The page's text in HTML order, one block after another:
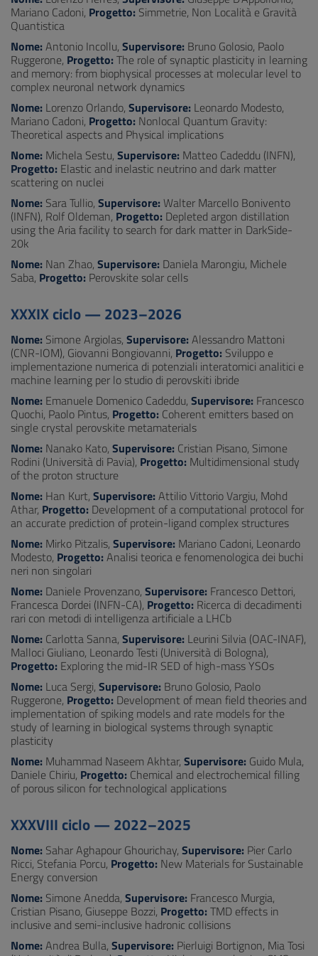
Mariano Cadoni, Progetto: Simmetrie, Non Località e Gravità
Quantistica
Nome:Antonio Incollu, Supervisore: Bruno Golosio, Paolo
Ruggerone, Progetto:The role of synaptic plasticity in learning
and memory: from biophysical processes at molecular level to
complex neuronal network dynamics
Nome: Lorenzo Orlando, Supervisore: Leonardo Modesto,
Mariano Cadoni, Progetto: Nonlocal Quantum Gravity:
Theoretical aspects and Physical implications
Nome: Michela Sestu, Supervisore: Matteo Cadeddu (INFN),
Progetto: Elastic and inelastic neutrino and dark matter
scattering on nuclei
Nome: Sara Tullio, Supervisore:Walter Marcello Bonivento
(INFN), Rolf Oldeman, Progetto: Depleted argon distillation
using the Aria facility to search for dark matter in DarkSide-
20k
Nome: Nan Zhao, Supervisore: Daniela Marongiu, Michele
Saba, Progetto: Perovskite solar cells
XXXIX ciclo — 2023–2026
Nome: Simone Argiolas, Supervisore:Alessandro Mattoni
(CNR-IOM), Giovanni Bongiovanni, Progetto: Sviluppo e
implementazione numerica di potenziali interatomici analitici e
machine learning per lo studio di perovskiti ibride
Nome: Emanuele Domenico Cadeddu, Supervisore: Francesco
Quochi, Paolo Pintus, Progetto: Coherent emitters based on
single crystal perovskite metamaterials
Nome: Nanako Kato, Supervisore: Cristian Pisano, Simone
Rodini (Università di Pavia), Progetto: Multidimensional study
of the proton structure
Nome: Han Kurt, Supervisore:Attilio Vittorio Vargiu, Mohd
Athar, Progetto: Development of a computational protocol for
an accurate prediction of protein-ligand complex structures
Nome: Mirko Pitzalis, Supervisore: Mariano Cadoni, Leonardo
Modesto, Progetto:Analisi teorica e fenomenologica dei buchi
neri non singolari
Nome: Daniele Provenzano, Supervisore: Francesco Dettori,
Francesca Dordei (INFN-CA), Progetto: Ricerca di decadimenti
rari con metodi di intelligenza artificiale a LHCb
Nome: Carlotta Sanna, Supervisore: Leurini Silvia (OAC-INAF),
Malloci Giuliano, Leonardo Testi (Università di Bologna),
Progetto: Exploring the mid-IR SED of high-mass YSOs
Nome: Luca Sergi, Supervisore: Bruno Golosio, Paolo
Ruggerone, Progetto: Development of mean field theories and
implementation of spiking models and rate models for the
study of learning in biological systems through synaptic
plasticity
Nome: Muhammad Naseem Akhtar, Supervisore: Guido Mula,
Daniele Chiriu, Progetto: Chemical and electrochemical filling
of porous silicon for technological applications
XXXVIII ciclo — 2022–2025
Nome: Sahar Aghapour Ghourichay, Supervisore: Pier Carlo
Ricci, Stefania Porcu, Progetto: New Materials for Sustainable
Energy conversion
Nome: Simone Anedda, Supervisore: Francesco Murgia,
Cristian Pisano, Giuseppe Bozzi, Progetto:TMD effects in
inclusive and semi-inclusive hadronic collisions
Nome:Andrea Bulla, Supervisore: Pierluigi Bortignon, Mia Tosi